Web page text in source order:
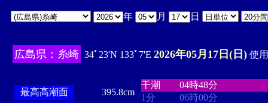
年 月 日
広島県：糸崎 34ﾟ23'N 133ﾟ7'E 2026年05月17日(日) 使
最高高潮面
395.8cm
干潮
04時48分
1分
06時00分